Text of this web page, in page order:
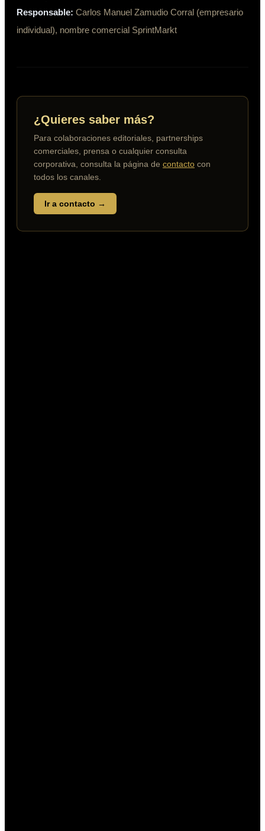
Responsable: Carlos Manuel Zamudio Corral (empresario
individual), nombre comercial SprintMarkt
¿Quieres saber más?
Para colaboraciones editoriales, partnerships
comerciales, prensa o cualquier consulta
corporativa, consulta la página de contacto con
todos los canales.
Ir a contacto →